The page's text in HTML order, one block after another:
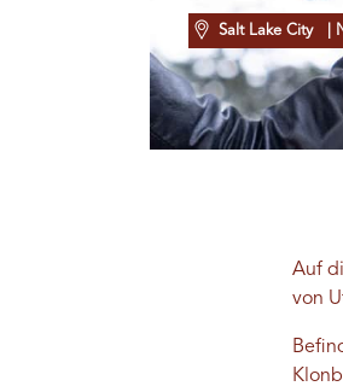
Salt Lake City |
Auf
von